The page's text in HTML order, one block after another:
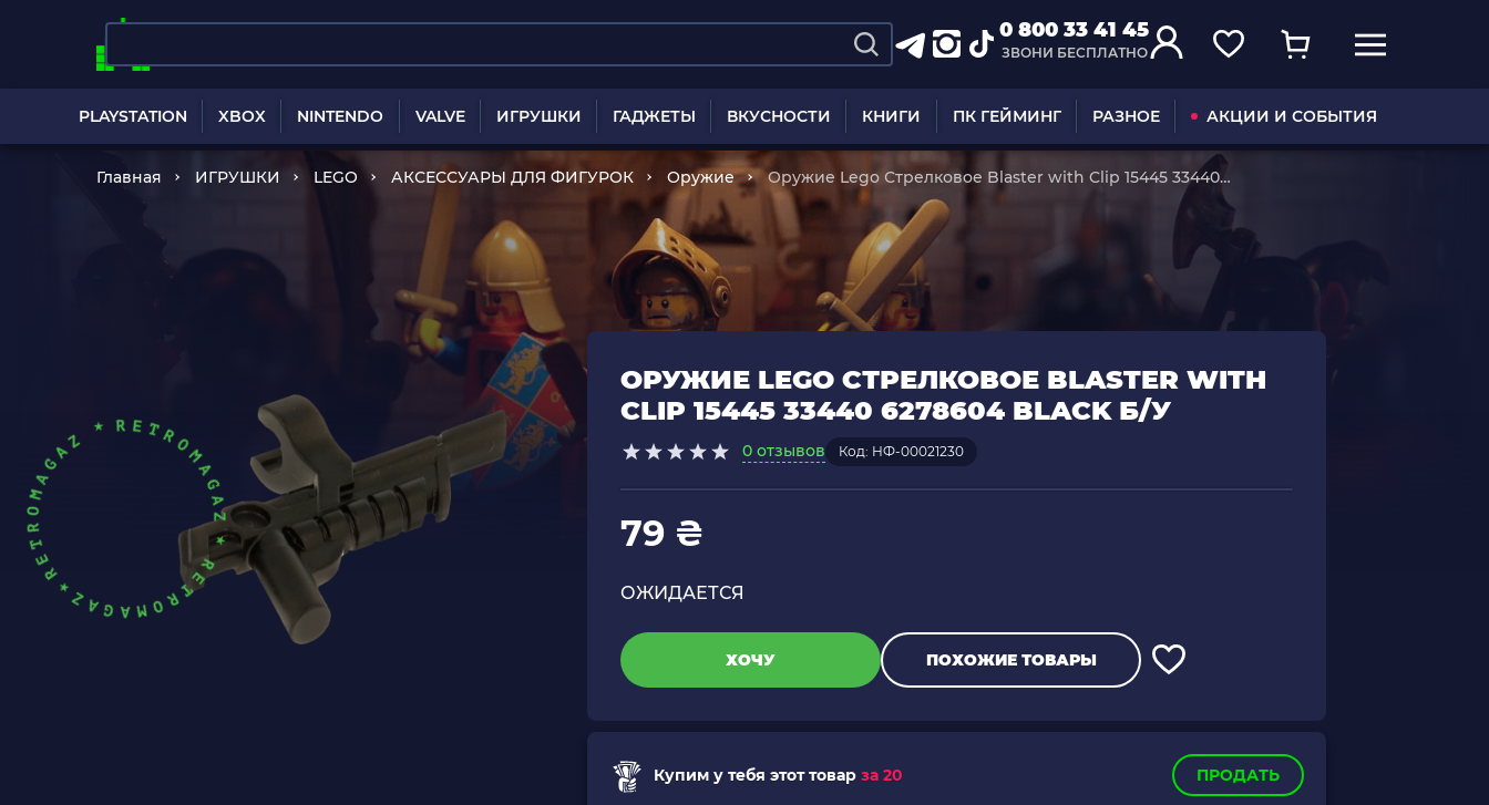
0 800 33 41 45
ЗВОНИ БЕСПЛАТНО
PLAYSTATION XBOX NINTENDO VALVE ИГРУШКИ ГАДЖЕТЫ ВКУСНОСТИ КНИГИ ПК ГЕЙМИНГ РАЗНОЕ АКЦИИ И СОБЫТИЯ
Главная ИГРУШКИ LEGO АКСЕССУАРЫ ДЛЯ ФИГУРОК Оружие
Оружие Lego Стрелковое Blaster with Clip 15445 33440
6278604 Black Б/У
ОРУЖИЕ LEGO СТРЕЛКОВОЕ BLASTER WITH
CLIP 15445 33440 6278604 BLACK Б/У
0 отзывов Код: НФ-00021230
79 ₴
ОЖИДАЕТСЯ
ХОЧУ ПОХОЖИЕ ТОВАРЫ
Купим у тебя этот товар за 20 ПРОДАТЬ